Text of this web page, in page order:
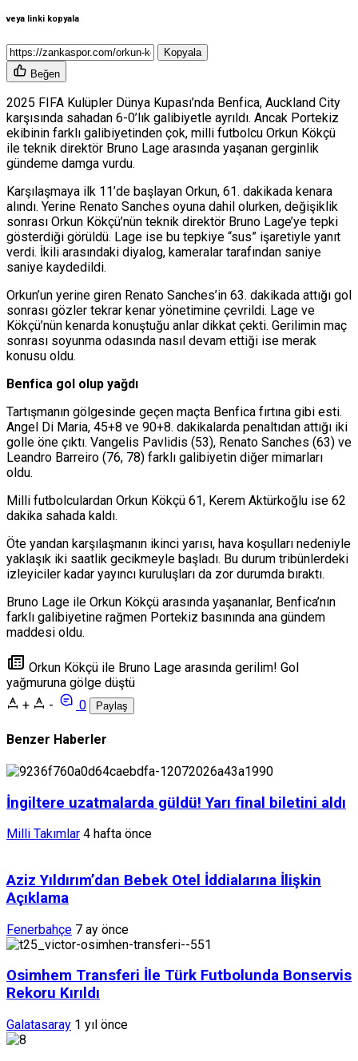
veya linki kopyala
Kopyala
Beğen
2025 FIFA Kulüpler Dünya Kupası’nda Benfica, Auckland City
karşısında sahadan 6-0’lık galibiyetle ayrıldı. Ancak Portekiz
ekibinin farklı galibiyetinden çok, milli futbolcu Orkun Kökçü
ile teknik direktör Bruno Lage arasında yaşanan gerginlik
gündeme damga vurdu.
Karşılaşmaya ilk 11’de başlayan Orkun, 61. dakikada kenara
alındı. Yerine Renato Sanches oyuna dahil olurken, değişiklik
sonrası Orkun Kökçü’nün teknik direktör Bruno Lage’ye tepki
gösterdiği görüldü. Lage ise bu tepkiye “sus” işaretiyle yanıt
verdi. İkili arasındaki diyalog, kameralar tarafından saniye
saniye kaydedildi.
Orkun’un yerine giren Renato Sanches’in 63. dakikada attığı gol
sonrası gözler tekrar kenar yönetimine çevrildi. Lage ve
Kökçü’nün kenarda konuştuğu anlar dikkat çekti. Gerilimin maç
sonrası soyunma odasında nasıl devam ettiği ise merak
konusu oldu.
Benfica gol olup yağdı
Tartışmanın gölgesinde geçen maçta Benfica fırtına gibi esti.
Angel Di Maria, 45+8 ve 90+8. dakikalarda penaltıdan attığı iki
golle öne çıktı. Vangelis Pavlidis (53), Renato Sanches (63) ve
Leandro Barreiro (76, 78) farklı galibiyetin diğer mimarları
oldu.
Milli futbolculardan Orkun Kökçü 61, Kerem Aktürkoğlu ise 62
dakika sahada kaldı.
Öte yandan karşılaşmanın ikinci yarısı, hava koşulları nedeniyle
yaklaşık iki saatlik gecikmeyle başladı. Bu durum tribünlerdeki
izleyiciler kadar yayıncı kuruluşları da zor durumda bıraktı.
Bruno Lage ile Orkun Kökçü arasında yaşananlar, Benfica’nın
farklı galibiyetine rağmen Portekiz basınında ana gündem
maddesi oldu.
Orkun Kökçü ile Bruno Lage arasında gerilim! Gol
yağmuruna gölge düştü
+
- 0 Paylaş
Benzer Haberler
İngiltere uzatmalarda güldü! Yarı final biletini aldı
Milli Takımlar 4 hafta önce
Aziz Yıldırım’dan Bebek Otel İddialarına İlişkin
Açıklama
Fenerbahçe 7 ay önce
Osimhem Transferi İle Türk Futbolunda Bonservis
Rekoru Kırıldı
Galatasaray 1 yıl önce